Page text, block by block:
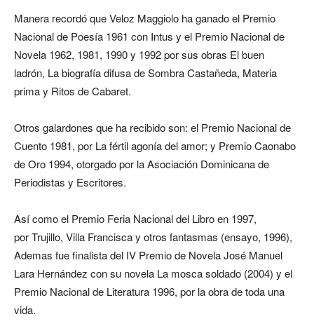
Manera recordó que Veloz Maggiolo ha ganado el Premio
Nacional de Poesía 1961 con Intus y el Premio Nacional de
Novela 1962, 1981, 1990 y 1992 por sus obras El buen
ladrón, La biografía difusa de Sombra Castañeda, Materia
prima y Ritos de Cabaret.
Otros galardones que ha recibido son: el Premio Nacional de
Cuento 1981, por La fértil agonía del amor; y Premio Caonabo
de Oro 1994, otorgado por la Asociación Dominicana de
Periodistas y Escritores.
Así como el Premio Feria Nacional del Libro en 1997,
por Trujillo, Villa Francisca y otros fantasmas (ensayo, 1996),
Ademas fue finalista del IV Premio de Novela José Manuel
Lara Hernández con su novela La mosca soldado (2004) y el
Premio Nacional de Literatura 1996, por la obra de toda una
vida.